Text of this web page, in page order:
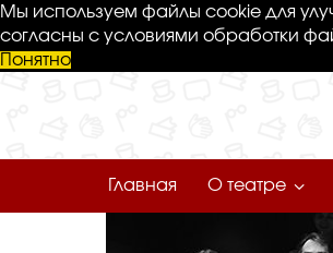
Мы используем файлы cookie для
согласны с условиями обработки
Понятно
Главная О театре